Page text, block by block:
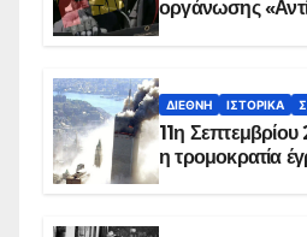
οργάνωσης
ΔΙΕΘΝΉ ΙΣΤΟΡΙΚΆ
11η
η τρομοκρατία